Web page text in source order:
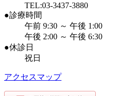
TEL:03-3437-3880
●診療時間
午前 9:30 ～ 午後 1:00
午後 2:00 ～ 午後 6:30
●休診日
祝日
アクセスマップ